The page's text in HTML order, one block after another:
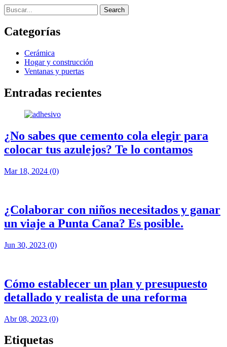
Search
Categorías
Cerámica
Hogar y construcción
Ventanas y puertas
Entradas recientes
¿No sabes que cemento cola elegir para
colocar tus azulejos? Te lo contamos
Mar 18, 2024 (0)
¿Colaborar con niños necesitados y ganar
un viaje a Punta Cana? Es posible.
Jun 30, 2023 (0)
Cómo establecer un plan y presupuesto
detallado y realista de una reforma
Abr 08, 2023 (0)
Etiquetas